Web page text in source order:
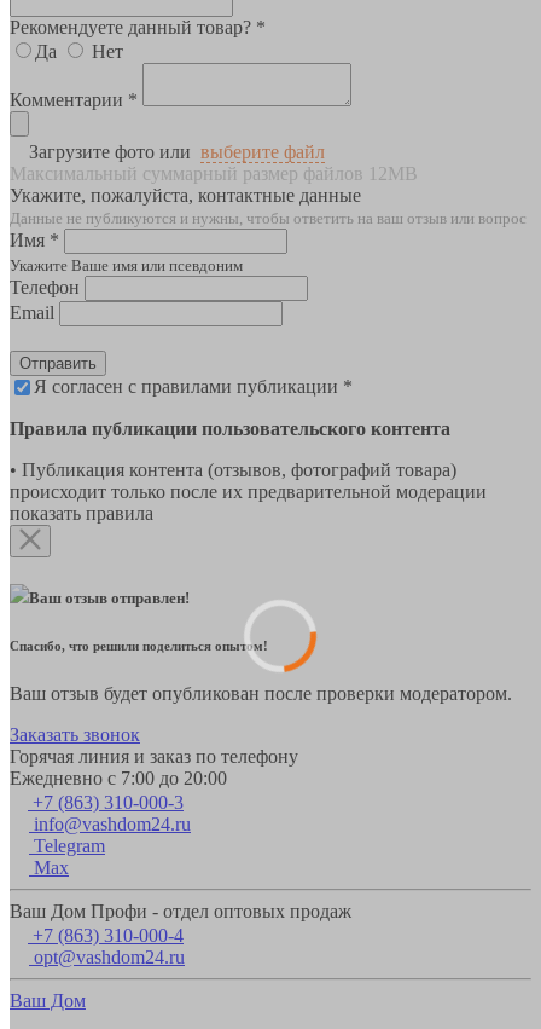
Рекомендуете данный товар? *
Да
Нет
Комментарии *
Загрузите фото или выберите файл
Максимальный суммарный размер файлов 12MB
Укажите, пожалуйста, контактные данные
Данные не публикуются и нужны, чтобы ответить на ваш отзыв или вопрос
Имя *
Укажите Ваше имя или псевдоним
Телефон
Email
Отправить
Я согласен с правилами публикации *
Правила публикации пользовательского контента
• Публикация контента (отзывов, фотографий товара)
происходит только после их предварительной модерации
показать правила
Ваш отзыв отправлен!
Спасибо, что решили поделиться опытом!
Ваш отзыв будет опубликован после проверки модератором.
Заказать звонок
Горячая линия и заказ по телефону
Ежедневно с 7:00 до 20:00
+7 (863) 310-000-3
info@vashdom24.ru
Telegram
Max
Ваш Дом Профи - отдел оптовых продаж
+7 (863) 310-000-4
opt@vashdom24.ru
Ваш Дом